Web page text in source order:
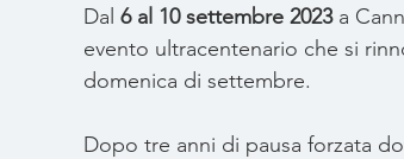
Dal 6 al 10 settembre 2023 a
evento ultracentenario che si
domenica di settembre.
Dopo tre anni di pausa forzata